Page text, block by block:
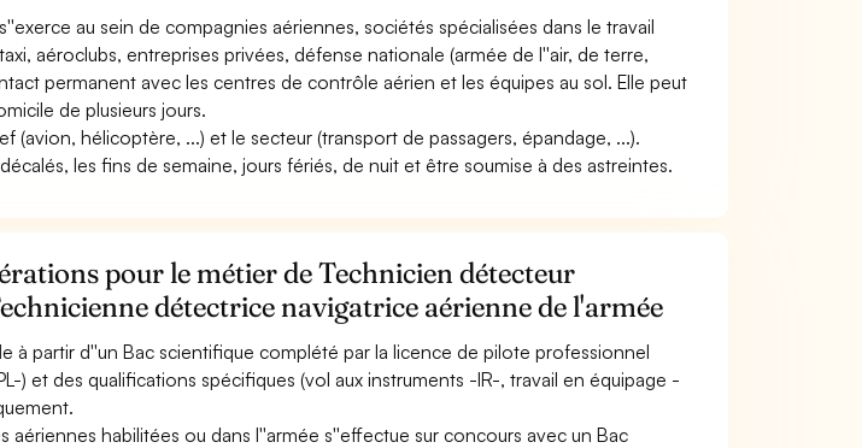
au sein de compagnies aériennes, sociétés spécialisées dans le travail
aéroclubs, entreprises privées, défense nationale (armée de l''air, de terre,
permanent avec les centres de contrôle aérien et les équipes au sol. Elle peut
de plusieurs jours.
(avion, hélicoptère, ...) et le secteur (transport de passagers, épandage, ...).
les fins de semaine, jours fériés, de nuit et être soumise à des astreintes.
pour le métier de Technicien détecteur
détectrice navigatrice aérienne de l'armée
à partir d''un Bac scientifique complété par la licence de pilote professionnel
) et des qualifications spécifiques (vol aux instruments -IR-, travail en équipage -
aériennes habilitées ou dans l''armée s''effectue sur concours avec un Bac